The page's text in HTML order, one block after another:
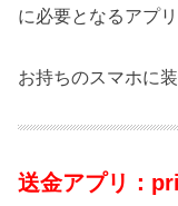
に必要となるアプリ
お持ちのスマホに
送金アプリ：